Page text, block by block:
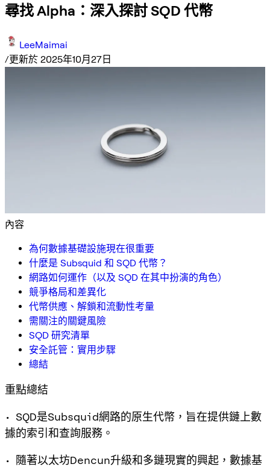
尋找 Alpha：深入探討 SQD 代幣
LeeMaimai
/更新於 2025年10月27日
內容
為何數據基礎設施現在很重要
什麼是 Subsquid 和 SQD 代幣？
網路如何運作（以及 SQD 在其中扮演的角色）
競爭格局和差異化
代幣供應、解鎖和流動性考量
需關注的關鍵風險
SQD 研究清單
安全託管：實用步驟
總結
重點總結
• SQD是Subsquid網路的原生代幣，旨在提供鏈上數
據的索引和查詢服務。
• 隨著以太坊Dencun升級和多鏈現實的興起，數據基